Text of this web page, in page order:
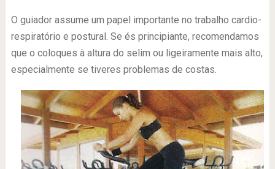
O guiador assume um papel importante no trabalho cardio-
respiratório e postural. Se és principiante, recomendamos
que o coloques à altura do selim ou ligeiramente mais alto,
especialmente se tiveres problemas de costas.